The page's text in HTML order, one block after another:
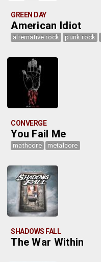
GREEN DAY
American Idiot
alternative rock punk rock
CONVERGE
You Fail Me
mathcore metalcore
SHADOWS FALL
The War Within